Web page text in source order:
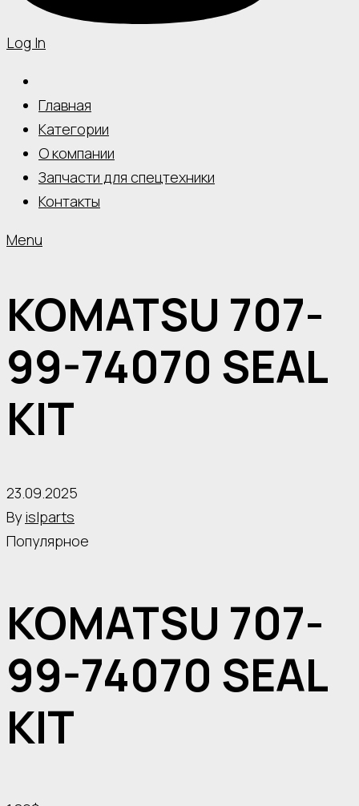
Log In
Главная
Категории
О компании
Запчасти для спецтехники
Контакты
Menu
KOMATSU 707-
99-74070 SEAL
KIT
23.09.2025
By islparts
Популярное
KOMATSU 707-
99-74070 SEAL
KIT